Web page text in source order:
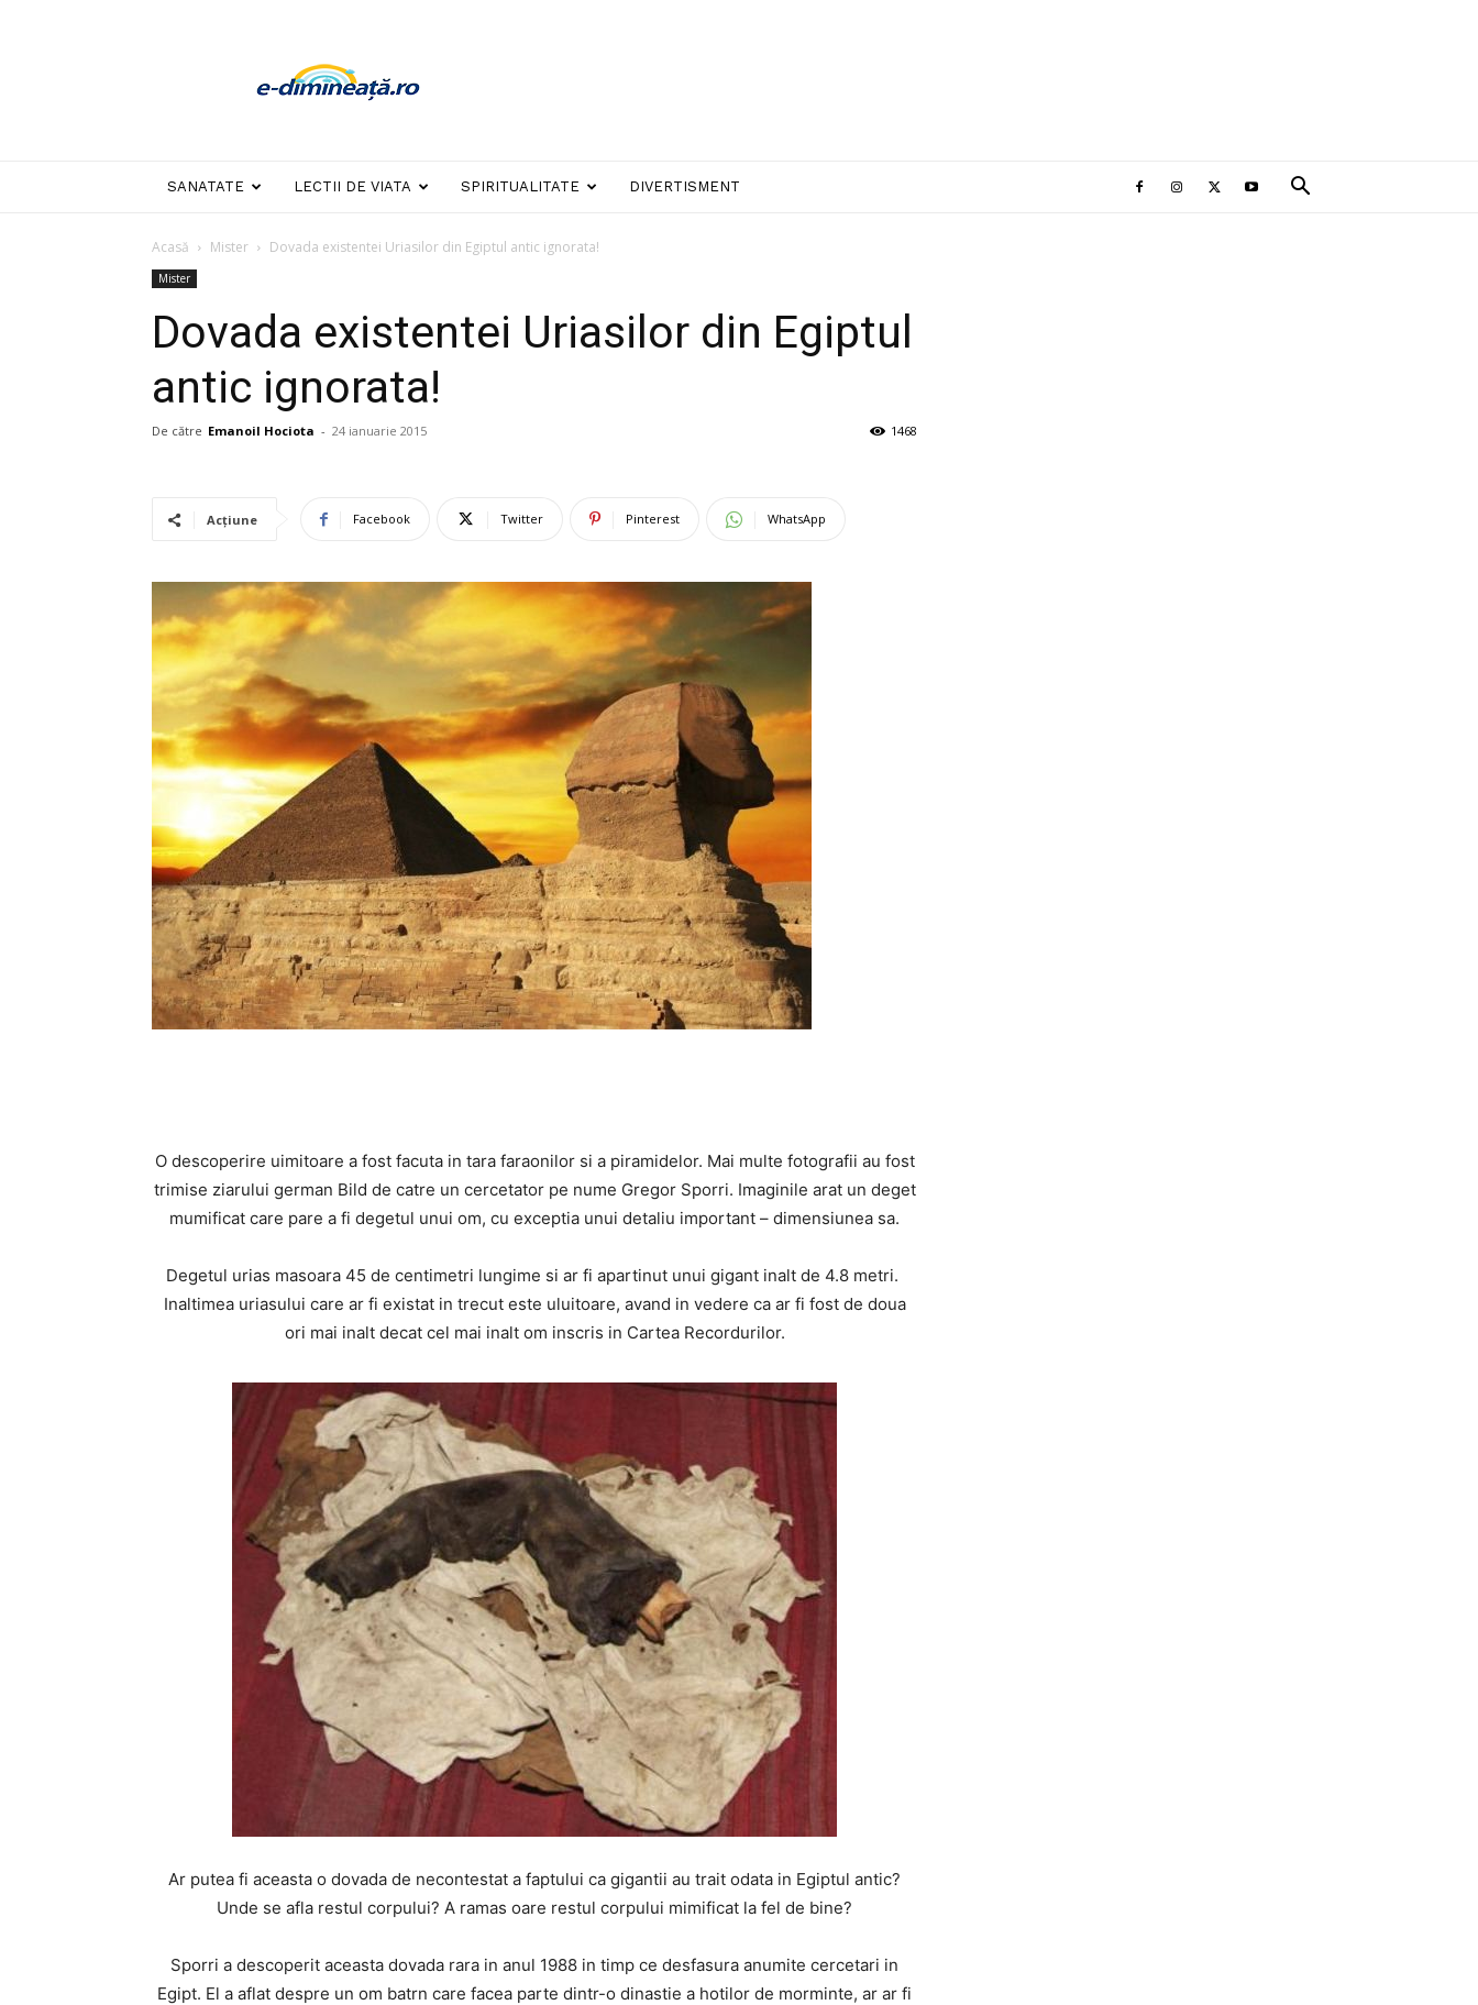
dimineata
SANATATE LECTII DE VIATA SPIRITUALITATE DIVERTISMENT
Acasă Mister Dovada existentei Uriasilor din Egiptul antic ignorata!
Mister
Dovada existentei Uriasilor din Egiptul
antic ignorata!
De către Emanoil Hociota - 24 ianuarie 2015 1468
Acțiune Facebook Twitter Pinterest WhatsApp
O descoperire uimitoare a fost facuta in tara faraonilor si a piramidelor. Mai multe fotografii au fost
trimise ziarului german Bild de catre un cercetator pe nume Gregor Sporri. Imaginile arat un deget
mumificat care pare a fi degetul unui om, cu exceptia unui detaliu important – dimensiunea sa.
Degetul urias masoara 45 de centimetri lungime si ar fi apartinut unui gigant inalt de 4.8 metri.
Inaltimea uriasului care ar fi existat in trecut este uluitoare, avand in vedere ca ar fi fost de doua
ori mai inalt decat cel mai inalt om inscris in Cartea Recordurilor.
Ar putea fi aceasta o dovada de necontestat a faptului ca gigantii au trait odata in Egiptul antic?
Unde se afla restul corpului? A ramas oare restul corpului mimificat la fel de bine?
Sporri a descoperit aceasta dovada rara in anul 1988 in timp ce desfasura anumite cercetari in
Egipt. El a aflat despre un om batrn care facea parte dintr-o dinastie a hotilor de morminte, ar ar fi